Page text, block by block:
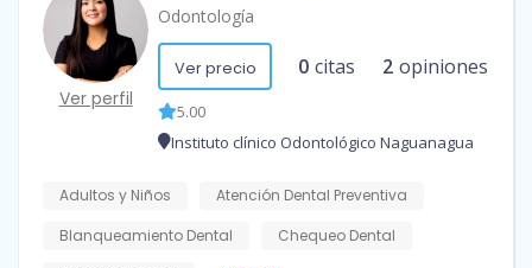
Ver perfil
Odontología
Ver precio 0 citas 2 opiniones
5.00
Instituto clínico Odontológico Naguanagua
Adultos y Niños
Atención Dental Preventiva
Blanqueamiento Dental
Chequeo Dental